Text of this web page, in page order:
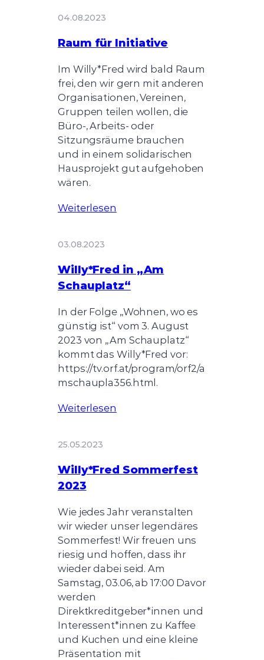
04.08.2023
Raum für Initiative
Im Willy*Fred wird bald Raum
frei, den wir gern mit anderen
Organisationen, Vereinen,
Gruppen teilen wollen, die
Büro-, Arbeits- oder
Sitzungsräume brauchen
und in einem solidarischen
Hausprojekt gut aufgehoben
wären.
Weiterlesen
03.08.2023
Willy*Fred in „Am
Schauplatz“
In der Folge „Wohnen, wo es
günstig ist“ vom 3. August
2023 von „Am Schauplatz“
kommt das Willy*Fred vor:
https://tv.orf.at/program/orf2/a
mschaupla356.html.
Weiterlesen
25.05.2023
Willy*Fred Sommerfest
2023
Wie jedes Jahr veranstalten
wir wieder unser legendäres
Sommerfest! Wir freuen uns
riesig und hoffen, dass ihr
wieder dabei seid. Am
Samstag, 03.06, ab 17:00 Davor
werden
Direktkreditgeber*innen und
Interessent*innen zu Kaffee
und Kuchen und eine kleine
Präsentation mit